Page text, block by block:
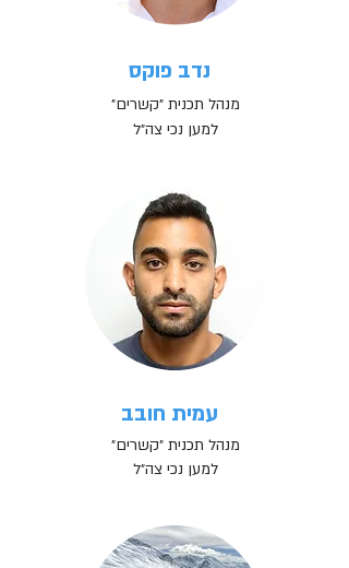
נדב פוקס
מנהל תכנית ״קשרים״
למען נכי צה״ל
עמית חובב
מנהל תכנית ״קשרים״
למען נכי צה״ל